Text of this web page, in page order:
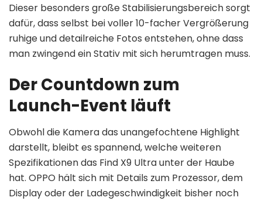
Dieser besonders große Stabilisierungsbereich sorgt
dafür, dass selbst bei voller 10-facher Vergrößerung
ruhige und detailreiche Fotos entstehen, ohne dass
man zwingend ein Stativ mit sich herumtragen muss.
Der Countdown zum
Launch-Event läuft
Obwohl die Kamera das unangefochtene Highlight
darstellt, bleibt es spannend, welche weiteren
Spezifikationen das Find X9 Ultra unter der Haube
hat. OPPO hält sich mit Details zum Prozessor, dem
Display oder der Ladegeschwindigkeit bisher noch